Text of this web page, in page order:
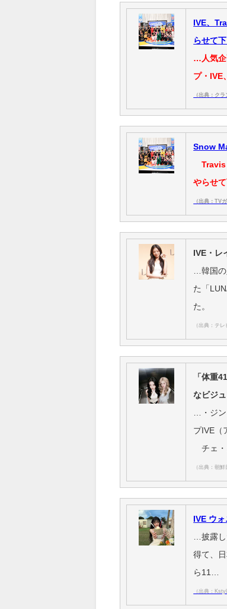
IVE、
らせて下
…人気
プ・IVE
（出典：クラ
Snow
Travis
やらせ
（出典：TV
IVE・レ
…韓国
た「
た。
（出典：テ
「体重
なビジ
…・ジ
プIVE（
チェ・
（出典：朝鮮
IVE ウ
…披露
得て、
ら11…
（出典：